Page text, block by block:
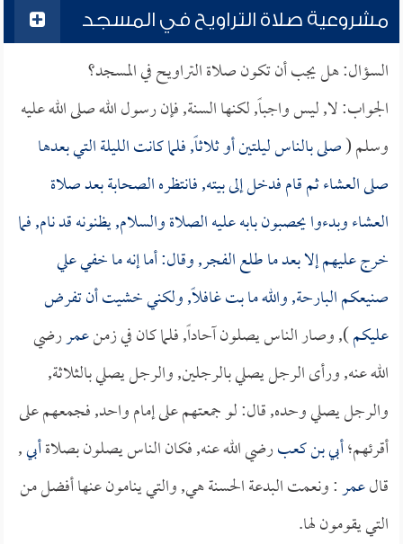
مشروعية صلاة التراويح في المسجد
السؤال: هل يجب أن تكون صلاة التراويح في المسجد؟
الجواب: لا, ليس واجباً, لكنها السنة, فإن رسول الله صلى الله عليه
وسلم (صلى بالناس ليلتين أو ثلاثاً, فلما كانت الليلة التي بعدها
صلى العشاء ثم قام فدخل إلى بيته, فانتظره الصحابة بعد صلاة
العشاء وبدءوا يحصبون بابه عليه الصلاة والسلام, يظنونه قد نام, فما
خرج عليهم إلا بعد ما طلع الفجر, وقال: أما إنه ما خفي علي
صنيعكم البارحة, والله ما بت غافلاً, ولكني خشيت أن تفرض
عليكم), وصار الناس يصلون آحاداً, فلما كان في زمنعمررضي
الله عنه, ورأى الرجل يصلي بالرجلين, والرجل يصلي بالثلاثة,
والرجل يصلي وحده, قال: لو جمعتهم على إمام واحد, فجمعهم على
أقرئهم؛أبي بن كعبرضي الله عنه, فكان الناس يصلون بصلاةأبي,
قالعمر: ونعمت البدعة الحسنة هي, والتي ينامون عنها أفضل من
التي يقومون لها.